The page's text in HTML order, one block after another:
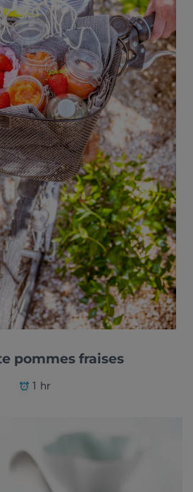
pommes fraises
1 hr